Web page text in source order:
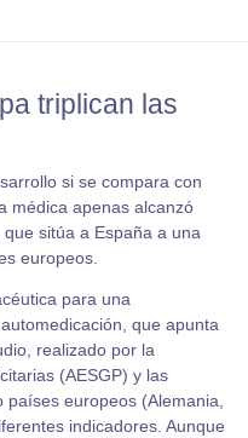
triplican las
si se compara con
médica apenas alcanzó
sitúa a España a una
europeos.
para una
que apunta
realizado por la
(AESGP) y las
países europeos (Alemania,
indicadores. Aunque